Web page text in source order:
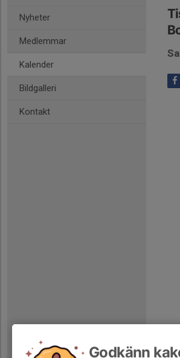
Nyheter
Medlemmar
Kalender
Bildgalleri
Kontakt
Godkänn